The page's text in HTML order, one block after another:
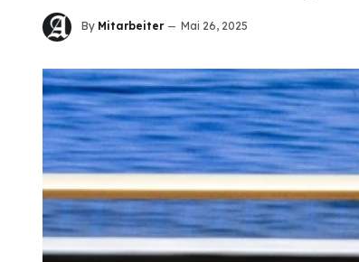
By Mitarbeiter Mai 26, 2025